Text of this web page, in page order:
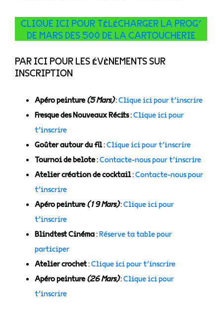
CLIQUE ICI POUR TÉLÉCHARGER LA PROG’
DE MARS DES 500 DE LA CARTOUCHERIE
PAR ICI POUR LES ÉVÈNEMENTS SUR
INSCRIPTION
Apéro peinture(5 Mars):Clique ici pour t’inscrire
Fresque des Nouveaux Récits:Clique ici pour
t’inscrire
Goûter autour du fil:Clique ici pour t’inscrire
Tournoi de belote:Contacte-nous pour t’inscrire
Atelier création de cocktail:Contacte-nous pour
t’inscrire
Apéro peinture(19 Mars):Clique ici pour
t’inscrire
Blindtest Cinéma:Réserve ta table pour
participer
Atelier crochet:Clique ici pour t’inscrire
Apéro peinture(26 Mars):Clique ici pour
t’inscrire